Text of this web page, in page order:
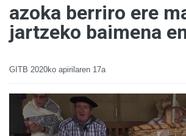
azoka berriro ere
jartzeko baimena
GITB 2020ko apirilaren 17a